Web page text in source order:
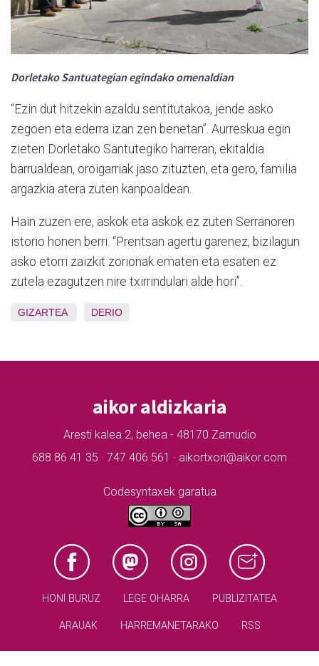
Dorletako Santuategian egindako omenaldian
“Ezin dut hitzekin azaldu sentitutakoa, jende asko
zegoen eta ederra izan zen benetan”. Aurreskua egin
zieten Dorletako Santutegiko harreran, ekitaldia
barrualdean, oroigarriak jaso zituzten, eta gero, familia
argazkia atera zuten kanpoaldean.
Hain zuzen ere, askok eta askok ez zuten Serranoren
istorio honen berri. “Prentsan agertu garenez, bizilagun
asko etorri zaizkit zorionak ematen eta esaten ez
zutela ezagutzen nire txirrindulari alde hori”.
GIZARTEA DERIO
aikor aldizkaria
Aresti kalea 2, behea - 48170 Zamudio
688 86 41 35 · 747 406 561 · aikortxori@aikor.com
Codesyntaxek garatua
HONI BURUZ LEGE OHARRA PUBLIZITATEA
ARAUAK HARREMANETARAKO RSS